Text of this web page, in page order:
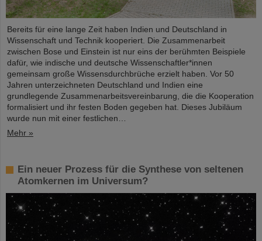
Bereits für eine lange Zeit haben Indien und Deutschland in
Wissenschaft und Technik kooperiert. Die Zusammenarbeit
zwischen Bose und Einstein ist nur eins der berühmten Beispiele
dafür, wie indische und deutsche Wissenschaftler*innen
gemeinsam große Wissensdurchbrüche erzielt haben. Vor 50
Jahren unterzeichneten Deutschland und Indien eine
grundlegende Zusammenarbeitsvereinbarung, die die Kooperation
formalisiert und ihr festen Boden gegeben hat. Dieses Jubiläum
wurde nun mit einer festlichen…
Mehr »
Ein neuer Prozess für die Synthese von seltenen
Atomkernen im Universum?